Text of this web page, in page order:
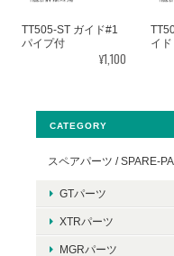
TT505-ST ガイド#1
パイプ付
¥1,100
イド
CATEGORY
スペアパーツ / SPARE-
GTパーツ
XTRパーツ
MGRパーツ